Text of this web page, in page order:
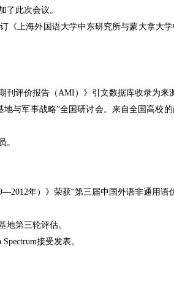
了此次会议。
《上海外国语大学中东研究所与蒙大拿大
刊评价报告（AMI ）》引文数据库收录为来
地与军事战略”全国研讨会。来自全国高校
。
年）》荣获“第三届中国外语非通用语
地第三轮评估。
Spectrum接受发表。